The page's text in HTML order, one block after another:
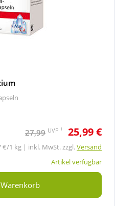
27,99 UVP 1 25,99 €
€/1 kg | inkl. MwSt. zzgl.Versand
Artikel verfügbar